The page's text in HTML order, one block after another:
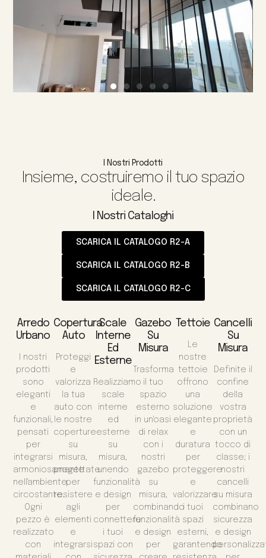
I Nostri Prodotti
Insieme, costruiremo il tuo spazio
ideale.
I Nostri Cataloghi
SCARICA IL CATALOGO R2-A
SCARICA IL CATALOGO R2-B
SCARICA IL CATALOGO R2-C
Arredo
Urbano
I nostri
prodotti
sono
eleganti
e
funzionali,
pensati
per
integrarsi
armoniosamente
nell'ambiente
circostante.
Ogni
pezzo è
realizzato
con
Copertura
Auto
Proteggi
e
valorizza
la tua
auto con
le nostre
coperture
su
misura,
progettate
per
resistere
agli
elementi
e
integrarsi
Scale
Interne
Ed
Esterne
Realizziamo
scale
interne
ed
esterne
su
misura,
unendo
funzionalità
e design
per
connettere
i tuoi
spazi con
Gazebo
Su
Misura
Trasforma
il tuo
spazio
esterno
in un'oasi
di relax
con i
nostri
gazebo
su
misura,
combinando
funzionalità
e design
per
Tettoie
Le
nostre
tettoie
offrono
una
soluzione
elegante
e
duratura
per
proteggere
e
valorizzare
i tuoi
spazi
esterni,
garantendo
Cancelli
Su
Misura
Definite il
confine
della
vostra
proprietà
con un
tocco di
classe; i
nostri
cancelli
su misura
combinano
sicurezza
e design